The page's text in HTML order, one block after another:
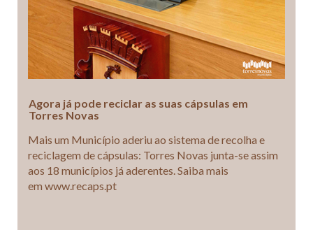
Agora já pode reciclar as suas cápsulas em
Torres Novas
Mais um Município aderiu ao sistema de recolha e
reciclagem de cápsulas: Torres Novas junta-se assim
aos 18 municípios já aderentes. Saiba mais
em www.recaps.pt